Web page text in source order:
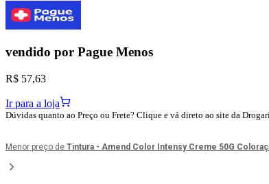
vendido por Pague Menos
R$ 57,63
Ir para a loja
Dúvidas quanto ao Preço ou Frete? Clique e vá direto ao site da
Menor preço de Tintura - Amend Color Intensy Creme 50G